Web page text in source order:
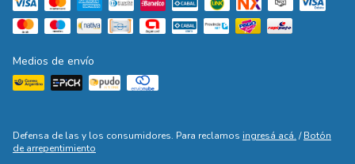
Medios de envío
Defensa de las y los consumidores. Para reclamos ingresá acá. / Botón
de arrepentimiento